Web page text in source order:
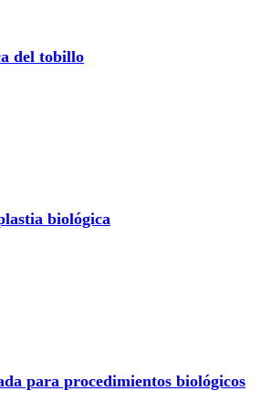
del tobillo
biológica
para procedimientos biológicos